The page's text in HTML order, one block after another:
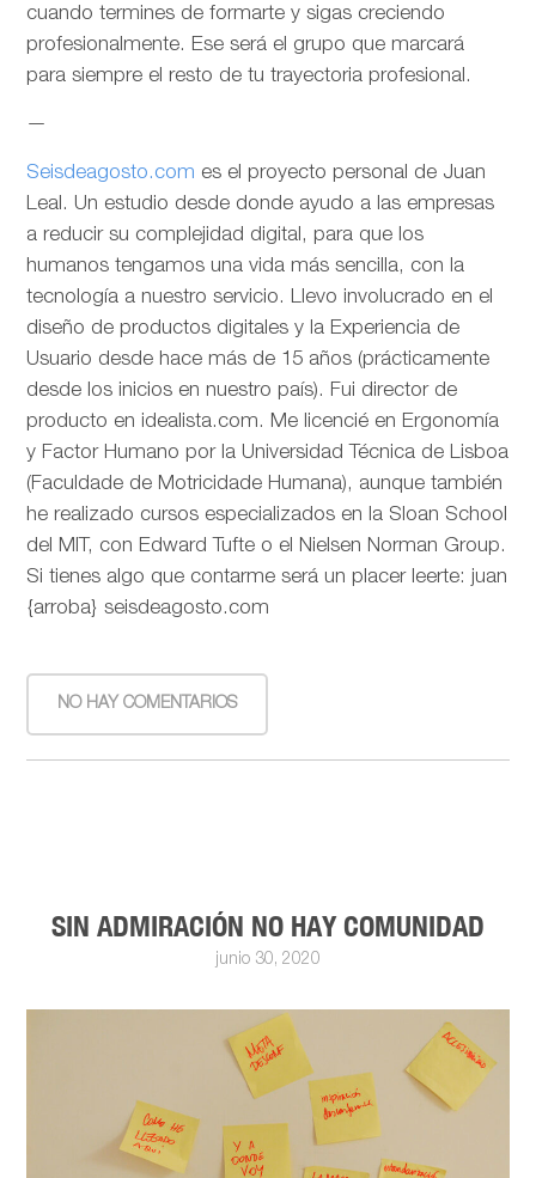
cuando termines de formarte y sigas creciendo
profesionalmente. Ese será el grupo que marcará
para siempre el resto de tu trayectoria profesional.
—
Seisdeagosto.com es el proyecto personal de Juan
Leal. Un estudio desde donde ayudo a las empresas
a reducir su complejidad digital, para que los
humanos tengamos una vida más sencilla, con la
tecnología a nuestro servicio. Llevo involucrado en el
diseño de productos digitales y la Experiencia de
Usuario desde hace más de 15 años (prácticamente
desde los inicios en nuestro país). Fui director de
producto en idealista.com. Me licencié en Ergonomía
y Factor Humano por la Universidad Técnica de Lisboa
(Faculdade de Motricidade Humana), aunque también
he realizado cursos especializados en la Sloan School
del MIT, con Edward Tufte o el Nielsen Norman Group.
Si tienes algo que contarme será un placer leerte: juan
{arroba} seisdeagosto.com
NO HAY COMENTARIOS
SIN ADMIRACIÓN NO HAY COMUNIDAD
junio 30, 2020